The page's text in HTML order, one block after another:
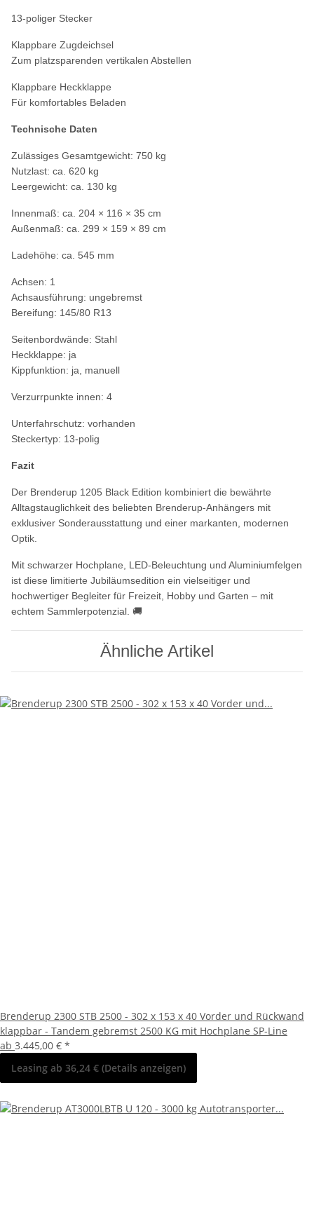
13-poliger Stecker
Klappbare Zugdeichsel
Zum platzsparenden vertikalen Abstellen
Klappbare Heckklappe
Für komfortables Beladen
Technische Daten
Zulässiges Gesamtgewicht: 750 kg
Nutzlast: ca. 620 kg
Leergewicht: ca. 130 kg
Innenmaß: ca. 204 × 116 × 35 cm
Außenmaß: ca. 299 × 159 × 89 cm
Ladehöhe: ca. 545 mm
Achsen: 1
Achsausführung: ungebremst
Bereifung: 145/80 R13
Seitenbordwände: Stahl
Heckklappe: ja
Kippfunktion: ja, manuell
Verzurrpunkte innen: 4
Unterfahrschutz: vorhanden
Steckertyp: 13-polig
Fazit
Der Brenderup 1205 Black Edition kombiniert die bewährte
Alltagstauglichkeit des beliebten Brenderup-Anhängers mit
exklusiver Sonderausstattung und einer markanten, modernen
Optik.
Mit schwarzer Hochplane, LED-Beleuchtung und Aluminiumfelgen
ist diese limitierte Jubiläumsedition ein vielseitiger und
hochwertiger Begleiter für Freizeit, Hobby und Garten – mit
echtem Sammlerpotenzial. 🚚
Ähnliche Artikel
Brenderup 2300 STB 2500 - 302 x 153 x 40 Vorder und Rückwand
klappbar - Tandem gebremst 2500 KG mit Hochplane SP-Line
ab 3.445,00 € *
Leasing ab 36,24 € (Details anzeigen)